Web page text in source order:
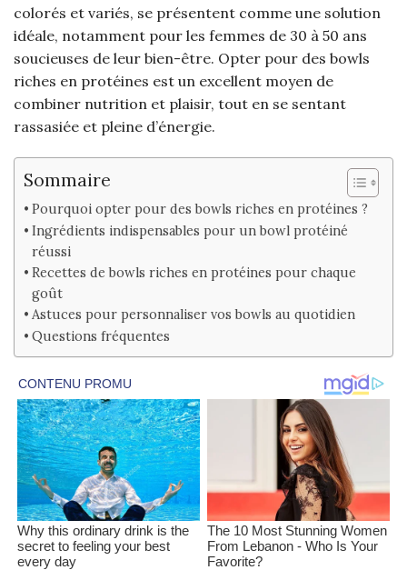
colorés et variés, se présentent comme une solution
idéale, notamment pour les femmes de 30 à 50 ans
soucieuses de leur bien-être. Opter pour des bowls
riches en protéines est un excellent moyen de
combiner nutrition et plaisir, tout en se sentant
rassasiée et pleine d’énergie.
Sommaire
Pourquoi opter pour des bowls riches en protéines ?
Ingrédients indispensables pour un bowl protéiné
réussi
Recettes de bowls riches en protéines pour chaque
goût
Astuces pour personnaliser vos bowls au quotidien
Questions fréquentes